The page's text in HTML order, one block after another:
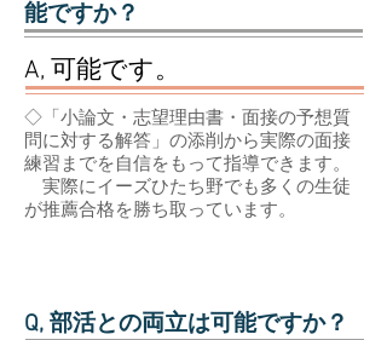
能ですか？
A, 可能です。
◇「小論文・志望理由書・面接の予想質
問に対する解答」の添削から実際の面接
練習までを自信をもって指導できます。
実際にイーズひたち野でも多くの生徒
が推薦合格を勝ち取っています。
Q, 部活との両立は可能ですか？